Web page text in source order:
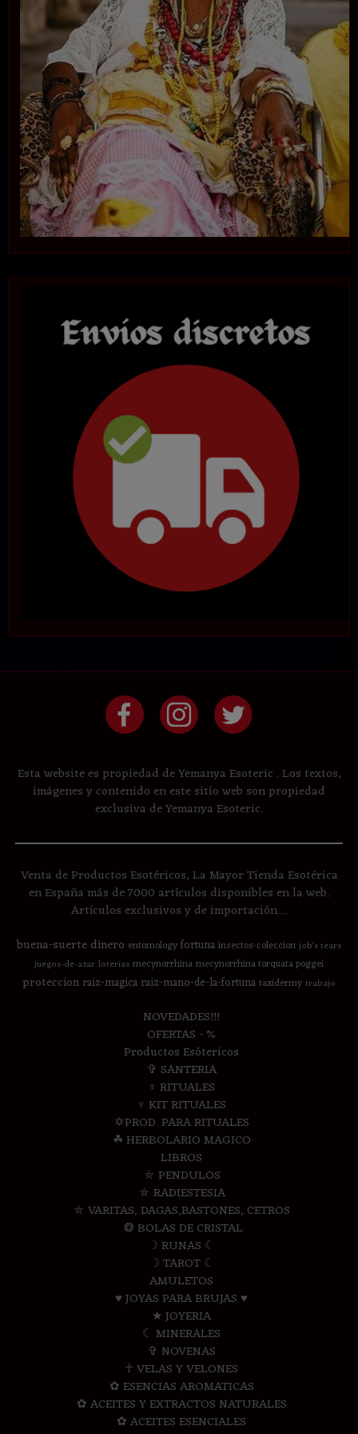
Esta website es propiedad de Yemanya Esoteric . Los textos,
imágenes y contenido en este sitio web son propiedad
exclusiva de Yemanya Esoteric.
Venta de Productos Esotéricos, La Mayor Tienda Esotérica
en España más de 7000 artículos disponibles en la web.
Artículos exclusivos y de importación....
buena-suertedinero entomologyfortunainsectos-coleccion job's tears
juegos-de-azar loterias mecynorrhinamecynorrhina torquata poggei
proteccion raiz-magica raiz-mano-de-la-fortunataxidermy trabajo
NOVEDADES!!!
OFERTAS - %
Productos Esótericos
✞ SANTERIA
♆ RITUALES
♆ KIT RITUALES
✡PROD. PARA RITUALES
☘ HERBOLARIO MAGICO
LIBROS
⛤ PENDULOS
⛤ RADIESTESIA
⛤ VARITAS, DAGAS,BASTONES, CETROS
❂ BOLAS DE CRISTAL
☽ RUNAS ☾
☽ TAROT ☾
AMULETOS
♥ JOYAS PARA BRUJAS ♥
★ JOYERIA
☾ MINERALES
✞ NOVENAS
☥ VELAS Y VELONES
✿ ESENCIAS AROMATICAS
✿ ACEITES Y EXTRACTOS NATURALES
✿ ACEITES ESENCIALES